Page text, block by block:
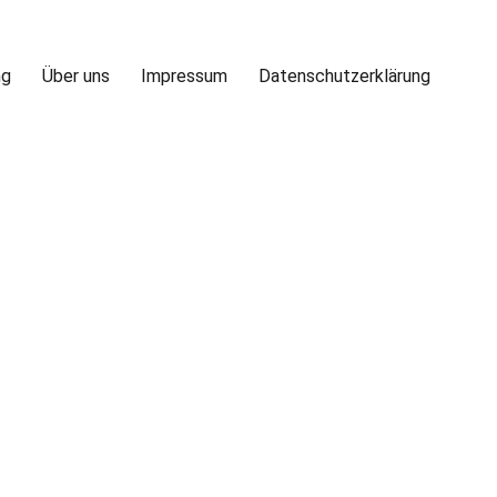
Über uns Impressum Datenschutzerklärung